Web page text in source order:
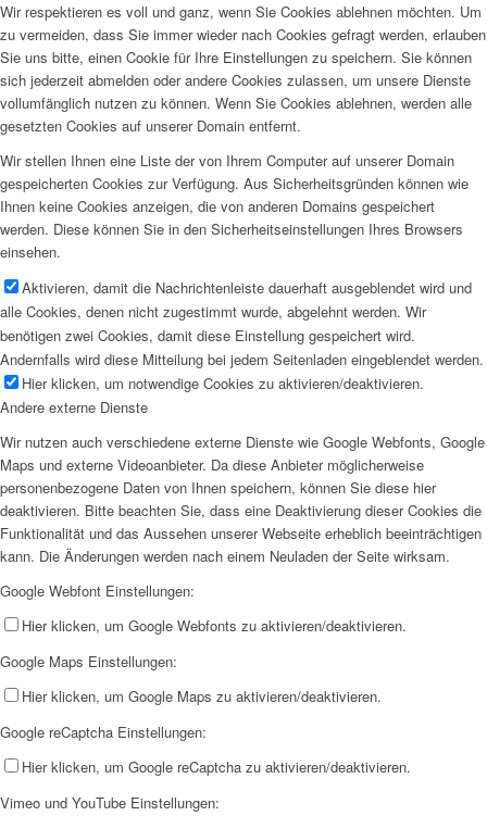
Wir respektieren es voll und ganz, wenn Sie Cookies ablehnen möchten. Um
zu vermeiden, dass Sie immer wieder nach Cookies gefragt werden, erlauben
Sie uns bitte, einen Cookie für Ihre Einstellungen zu speichern. Sie können
sich jederzeit abmelden oder andere Cookies zulassen, um unsere Dienste
vollumfänglich nutzen zu können. Wenn Sie Cookies ablehnen, werden alle
gesetzten Cookies auf unserer Domain entfernt.
Wir stellen Ihnen eine Liste der von Ihrem Computer auf unserer Domain
gespeicherten Cookies zur Verfügung. Aus Sicherheitsgründen können wie
Ihnen keine Cookies anzeigen, die von anderen Domains gespeichert
werden. Diese können Sie in den Sicherheitseinstellungen Ihres Browsers
einsehen.
Aktivieren, damit die Nachrichtenleiste dauerhaft ausgeblendet wird und
alle Cookies, denen nicht zugestimmt wurde, abgelehnt werden. Wir
benötigen zwei Cookies, damit diese Einstellung gespeichert wird.
Andernfalls wird diese Mitteilung bei jedem Seitenladen eingeblendet werden.
Hier klicken, um notwendige Cookies zu aktivieren/deaktivieren.
Andere externe Dienste
Wir nutzen auch verschiedene externe Dienste wie Google Webfonts, Google
Maps und externe Videoanbieter. Da diese Anbieter möglicherweise
personenbezogene Daten von Ihnen speichern, können Sie diese hier
deaktivieren. Bitte beachten Sie, dass eine Deaktivierung dieser Cookies die
Funktionalität und das Aussehen unserer Webseite erheblich beeinträchtigen
kann. Die Änderungen werden nach einem Neuladen der Seite wirksam.
Google Webfont Einstellungen:
Hier klicken, um Google Webfonts zu aktivieren/deaktivieren.
Google Maps Einstellungen:
Hier klicken, um Google Maps zu aktivieren/deaktivieren.
Google reCaptcha Einstellungen:
Hier klicken, um Google reCaptcha zu aktivieren/deaktivieren.
Vimeo und YouTube Einstellungen: